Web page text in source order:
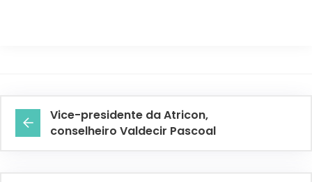
Vice-presidente da Atricon,
conselheiro Valdecir Pascoal